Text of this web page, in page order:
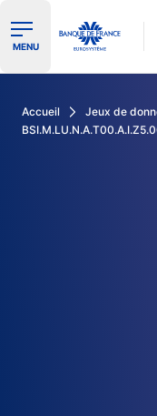
Ouvrir le menu de
MENU
Accueil Jeux de